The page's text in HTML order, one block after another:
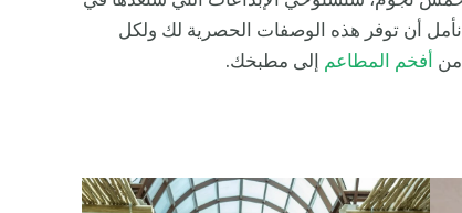
أن توفر هذه الوصفات الحصرية لك ولكل
من
أفخم المطاعم إلى مطبخك.